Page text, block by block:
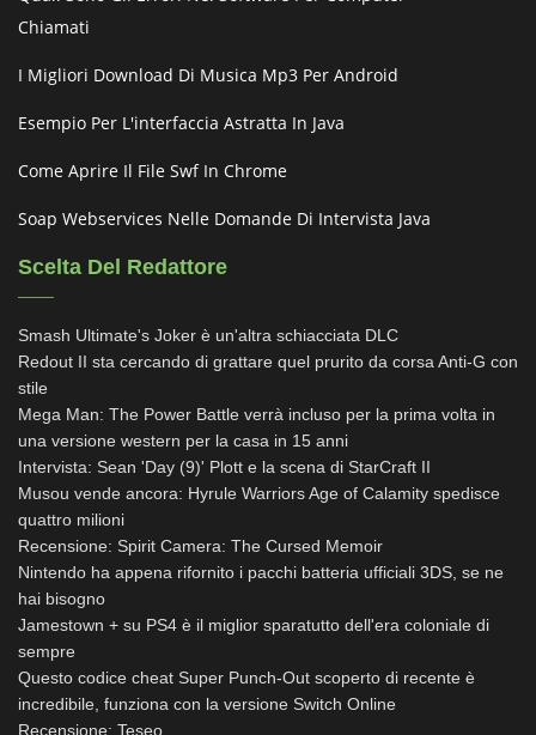
Chiamati
I Migliori Download Di Musica Mp3 Per Android
Esempio Per L'interfaccia Astratta In Java
Come Aprire Il File Swf In Chrome
Soap Webservices Nelle Domande Di Intervista Java
Scelta Del Redattore
Smash Ultimate's Joker è un'altra schiacciata DLC
Redout II sta cercando di grattare quel prurito da corsa Anti-G con
stile
Mega Man: The Power Battle verrà incluso per la prima volta in
una versione western per la casa in 15 anni
Intervista: Sean 'Day (9)' Plott e la scena di StarCraft II
Musou vende ancora: Hyrule Warriors Age of Calamity spedisce
quattro milioni
Recensione: Spirit Camera: The Cursed Memoir
Nintendo ha appena rifornito i pacchi batteria ufficiali 3DS, se ne
hai bisogno
Jamestown + su PS4 è il miglior sparatutto dell'era coloniale di
sempre
Questo codice cheat Super Punch-Out scoperto di recente è
incredibile, funziona con la versione Switch Online
Recensione: Teseo